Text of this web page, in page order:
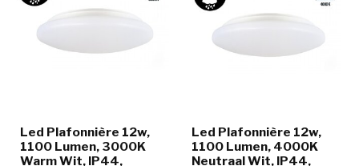
Led Plafonnière 12w,
1100 Lumen, 3000K
Warm Wit, IP44,
Led Plafonnière 12w,
1100 Lumen, 4000K
Neutraal Wit, IP44,